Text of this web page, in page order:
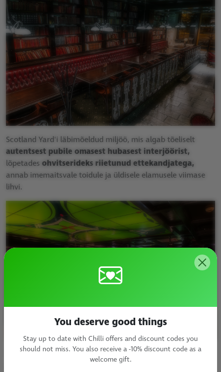
Scotland Yard'i läbimõeldud miljöö, mis algab tõeliselt
autentsest pubile omasest hubasest interjöörist,
lõpetades ohvitserideks riietunud ettekandjatega,
annab imemaitsvale toidule ja üldisele elamusele viimase
lihvi.
Nädalavahetustel saab lisaks ahvatlevatele pubiroogadele
elavat muusikat,
You deserve good things
Stay up to date with Chilli offers and discount codes you
should not miss. You also receive a -10% discount code as a
welcome gift.